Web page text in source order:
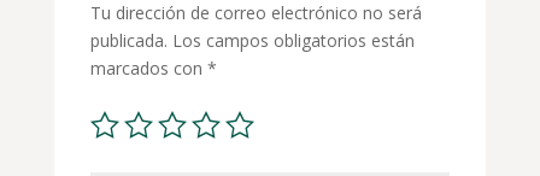
Tu dirección de correo electrónico no será
publicada. Los campos obligatorios están
marcados con *